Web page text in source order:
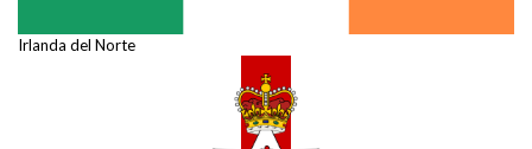
Irlanda del Norte